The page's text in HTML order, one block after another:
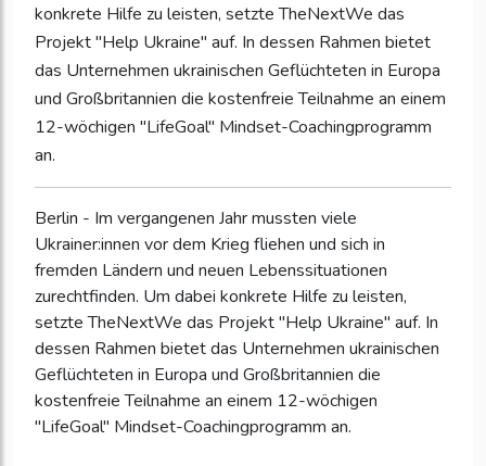
konkrete Hilfe zu leisten, setzte TheNextWe das
Projekt "Help Ukraine" auf. In dessen Rahmen bietet
das Unternehmen ukrainischen Geflüchteten in Europa
und Großbritannien die kostenfreie Teilnahme an einem
12-wöchigen "LifeGoal" Mindset-Coachingprogramm
an.
Berlin - Im vergangenen Jahr mussten viele
Ukrainer:innen vor dem Krieg fliehen und sich in
fremden Ländern und neuen Lebenssituationen
zurechtfinden. Um dabei konkrete Hilfe zu leisten,
setzte TheNextWe das Projekt "Help Ukraine" auf. In
dessen Rahmen bietet das Unternehmen ukrainischen
Geflüchteten in Europa und Großbritannien die
kostenfreie Teilnahme an einem 12-wöchigen
"LifeGoal" Mindset-Coachingprogramm an.